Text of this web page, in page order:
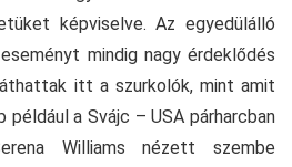
képviselve. Az egyedülálló
mindig nagy érdeklődés
itt a szurkolók, mint amit
a Svájc – USA párharcban
Williams nézett szembe